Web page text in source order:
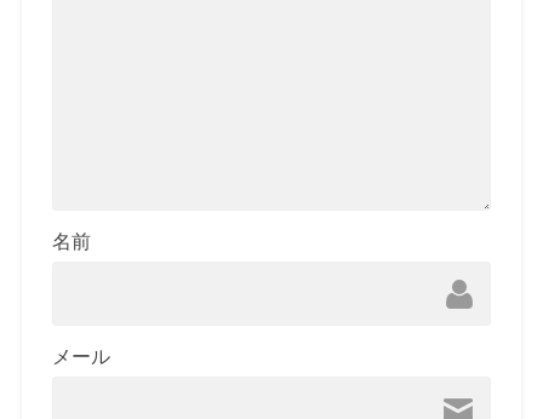
名前
メール